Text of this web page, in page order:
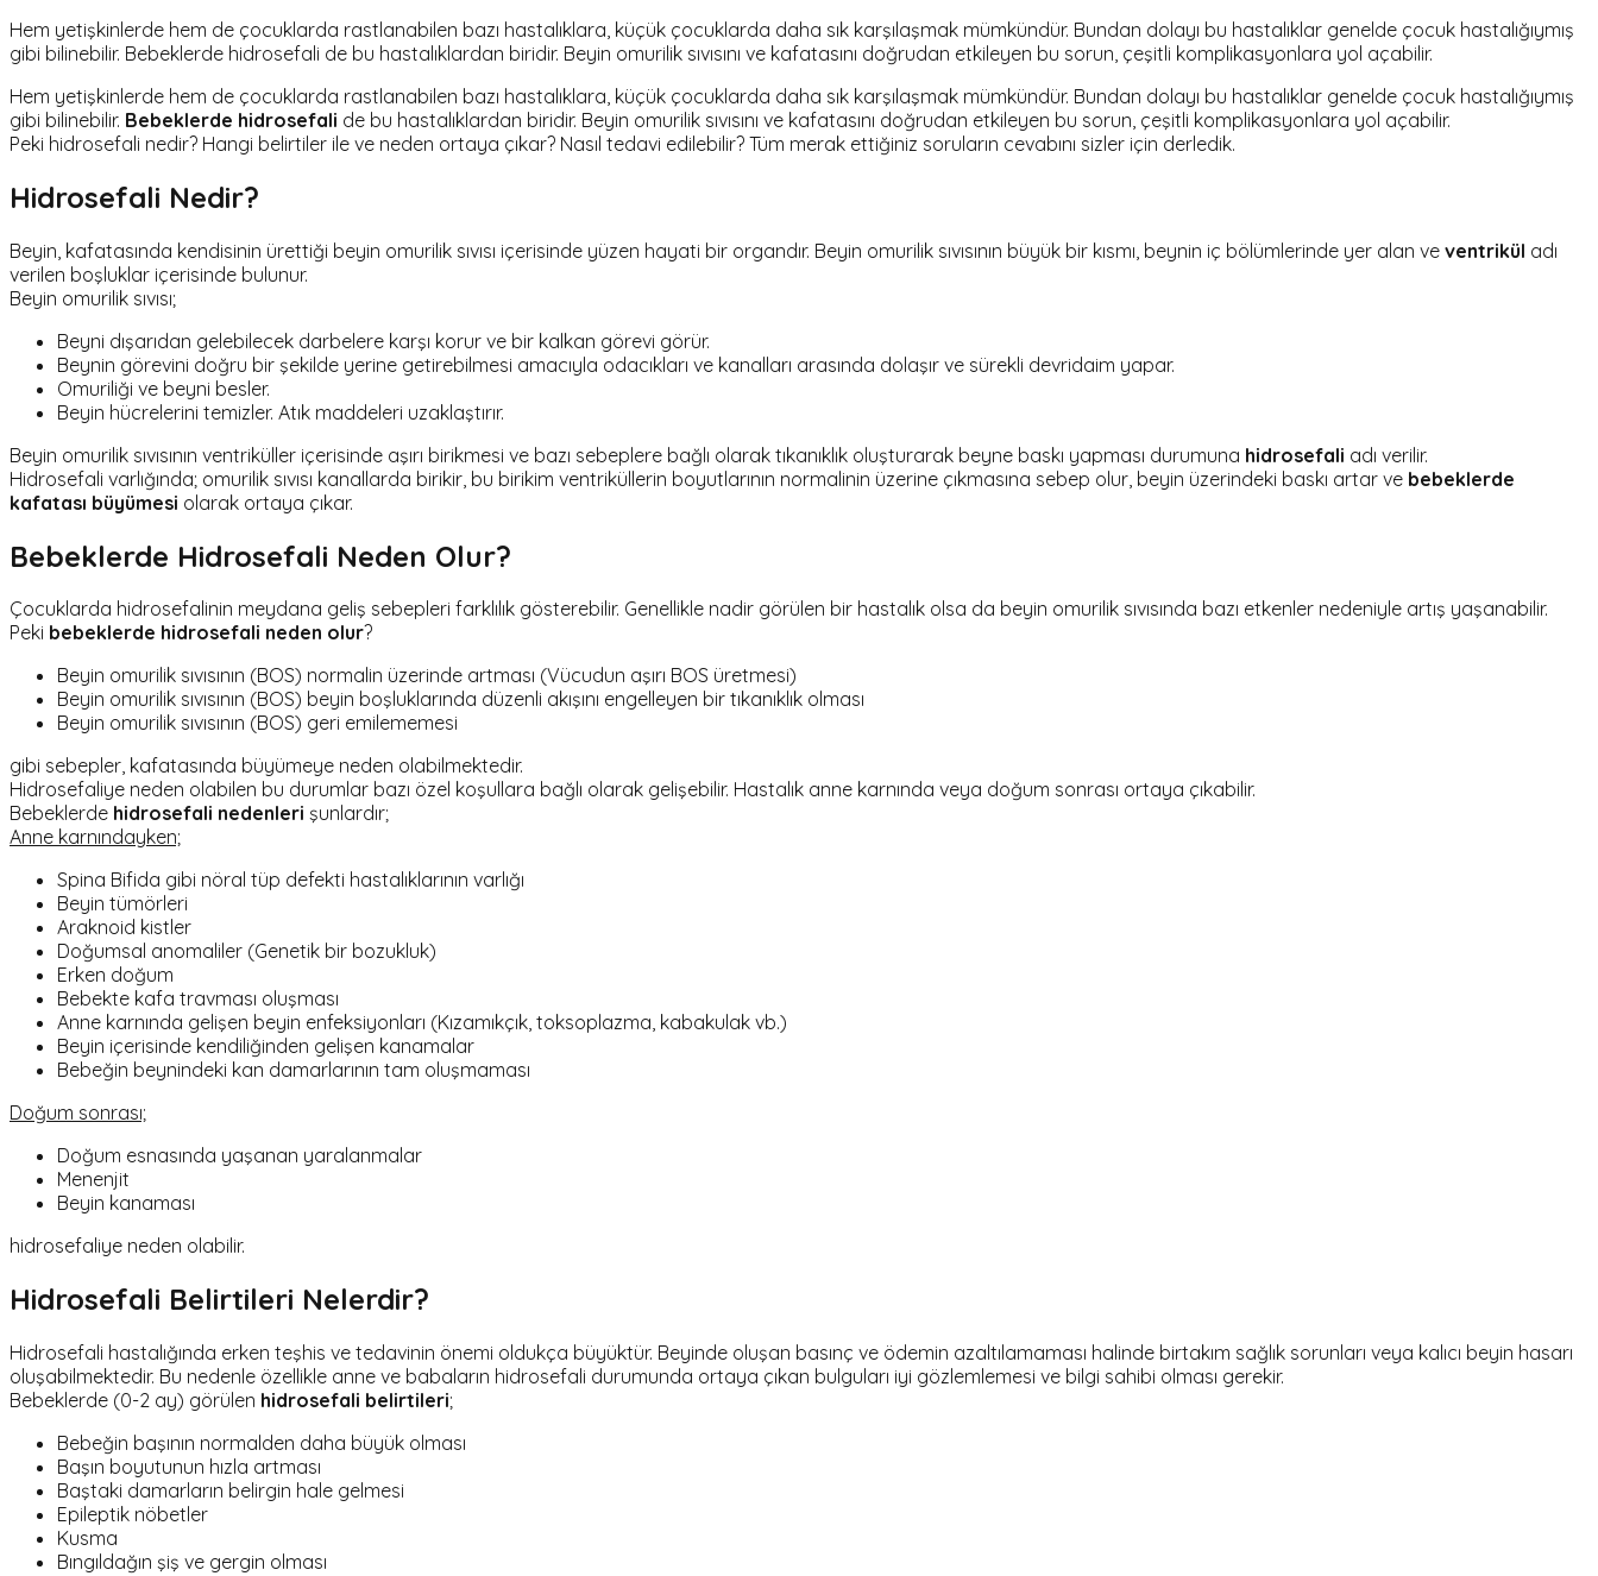
Hem yetişkinlerde hem de çocuklarda rastlanabilen bazı hastalıklara, küçük çocuklarda daha sık karşılaşmak mümkündür. Bundan dolayı bu hastalıklar genelde çocuk hastalığıymış
gibi bilinebilir. Bebeklerde hidrosefali de bu hastalıklardan biridir. Beyin omurilik sıvısını ve kafatasını doğrudan etkileyen bu sorun, çeşitli komplikasyonlara yol açabilir.
Hem yetişkinlerde hem de çocuklarda rastlanabilen bazı hastalıklara, küçük çocuklarda daha sık karşılaşmak mümkündür. Bundan dolayı bu hastalıklar genelde çocuk hastalığıymış
gibi bilinebilir. Bebeklerde hidrosefali de bu hastalıklardan biridir. Beyin omurilik sıvısını ve kafatasını doğrudan etkileyen bu sorun, çeşitli komplikasyonlara yol açabilir.
Peki hidrosefali nedir? Hangi belirtiler ile ve neden ortaya çıkar? Nasıl tedavi edilebilir? Tüm merak ettiğiniz soruların cevabını sizler için derledik.
Hidrosefali Nedir?
Beyin, kafatasında kendisinin ürettiği beyin omurilik sıvısı içerisinde yüzen hayati bir organdır. Beyin omurilik sıvısının büyük bir kısmı, beynin iç bölümlerinde yer alan ve ventrikül adı
verilen boşluklar içerisinde bulunur.
Beyin omurilik sıvısı;
Beyni dışarıdan gelebilecek darbelere karşı korur ve bir kalkan görevi görür.
Beynin görevini doğru bir şekilde yerine getirebilmesi amacıyla odacıkları ve kanalları arasında dolaşır ve sürekli devridaim yapar.
Omuriliği ve beyni besler.
Beyin hücrelerini temizler. Atık maddeleri uzaklaştırır.
Beyin omurilik sıvısının ventriküller içerisinde aşırı birikmesi ve bazı sebeplere bağlı olarak tıkanıklık oluşturarak beyne baskı yapması durumuna hidrosefali adı verilir.
Hidrosefali varlığında; omurilik sıvısı kanallarda birikir, bu birikim ventriküllerin boyutlarının normalinin üzerine çıkmasına sebep olur, beyin üzerindeki baskı artar ve bebeklerde
kafatası büyümesi olarak ortaya çıkar.
Bebeklerde Hidrosefali Neden Olur?
Çocuklarda hidrosefalinin meydana geliş sebepleri farklılık gösterebilir. Genellikle nadir görülen bir hastalık olsa da beyin omurilik sıvısında bazı etkenler nedeniyle artış yaşanabilir.
Peki bebeklerde hidrosefali neden olur?
Beyin omurilik sıvısının (BOS) normalin üzerinde artması (Vücudun aşırı BOS üretmesi)
Beyin omurilik sıvısının (BOS) beyin boşluklarında düzenli akışını engelleyen bir tıkanıklık olması
Beyin omurilik sıvısının (BOS) geri emilememesi
gibi sebepler, kafatasında büyümeye neden olabilmektedir.
Hidrosefaliye neden olabilen bu durumlar bazı özel koşullara bağlı olarak gelişebilir. Hastalık anne karnında veya doğum sonrası ortaya çıkabilir.
Bebeklerde hidrosefali nedenleri şunlardır;
Anne karnındayken;
Spina Bifida gibi nöral tüp defekti hastalıklarının varlığı
Beyin tümörleri
Araknoid kistler
Doğumsal anomaliler (Genetik bir bozukluk)
Erken doğum
Bebekte kafa travması oluşması
Anne karnında gelişen beyin enfeksiyonları (Kızamıkçık, toksoplazma, kabakulak vb.)
Beyin içerisinde kendiliğinden gelişen kanamalar
Bebeğin beynindeki kan damarlarının tam oluşmaması
Doğum sonrası;
Doğum esnasında yaşanan yaralanmalar
Menenjit
Beyin kanaması
hidrosefaliye neden olabilir.
Hidrosefali Belirtileri Nelerdir?
Hidrosefali hastalığında erken teşhis ve tedavinin önemi oldukça büyüktür. Beyinde oluşan basınç ve ödemin azaltılamaması halinde birtakım sağlık sorunları veya kalıcı beyin hasarı
oluşabilmektedir. Bu nedenle özellikle anne ve babaların hidrosefali durumunda ortaya çıkan bulguları iyi gözlemlemesi ve bilgi sahibi olması gerekir.
Bebeklerde (0-2 ay) görülen hidrosefali belirtileri;
Bebeğin başının normalden daha büyük olması
Başın boyutunun hızla artması
Baştaki damarların belirgin hale gelmesi
Epileptik nöbetler
Kusma
Bıngıldağın şiş ve gergin olması